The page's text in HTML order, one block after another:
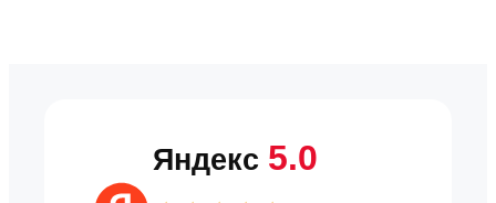
Яндекс 5.0